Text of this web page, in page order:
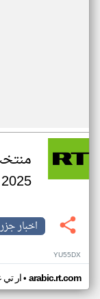
2025 من دور المجموعات
اخبار
YU55DX
ار تي• arabic.rt.com